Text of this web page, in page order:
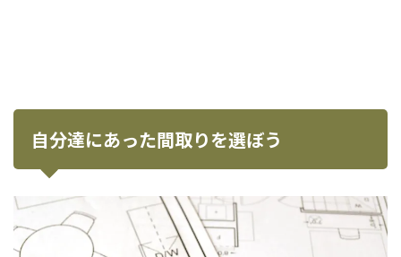
自分達にあった間取りを選ぼう